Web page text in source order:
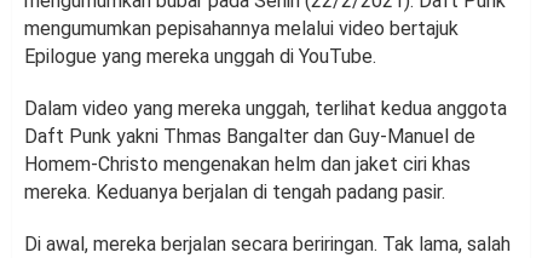
mengumumkan pepisahannya melalui video bertajuk
Epilogue yang mereka unggah di YouTube.
Dalam video yang mereka unggah, terlihat kedua anggota
Daft Punk yakni Thmas Bangalter dan Guy-Manuel de
Homem-Christo mengenakan helm dan jaket ciri khas
mereka. Keduanya berjalan di tengah padang pasir.
Di awal, mereka berjalan secara beriringan. Tak lama, salah